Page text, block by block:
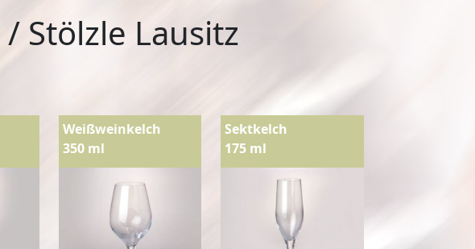
/ Stölzle Lausitz
Weißweinkelch
350 ml
Sektkelch
175 ml